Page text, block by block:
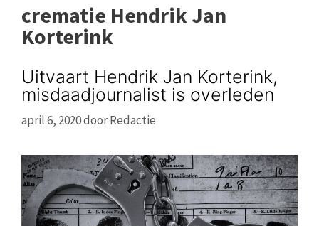
crematie Hendrik Jan
Korterink
Uitvaart Hendrik Jan Korterink,
misdaadjournalist is overleden
april 6, 2020doorRedactie